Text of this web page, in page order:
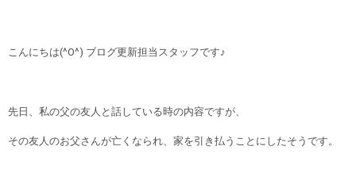
こんにちは(^O^) ブログ更新担当スタッフです♪
先日、私の父の友人と話している時の内容ですが、
その友人のお父さんが亡くなられ、家を引き払うことにしたそうです。